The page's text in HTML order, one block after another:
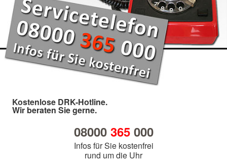
Kostenlose DRK-Hotline.
Wir beraten Sie gerne.
08000 365000
Infos für Sie kostenfrei
rund um die Uhr